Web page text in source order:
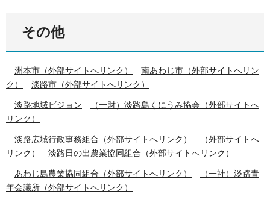
その他
洲本市（外部サイトへリンク）
南あわじ市（外部サイトへリン
ク）
淡路市（外部サイトへリンク）
淡路地域ビジョン
（一財）淡路島くにうみ協会（外部サイトへ
リンク）
淡路広域行政事務組合（外部サイトへリンク）
（外部サイトへ
リンク） 淡路日の出農業協同組合（外部サイトへリンク）
あわじ島農業協同組合（外部サイトへリンク）
（一社）淡路青
年会議所（外部サイトへリンク）